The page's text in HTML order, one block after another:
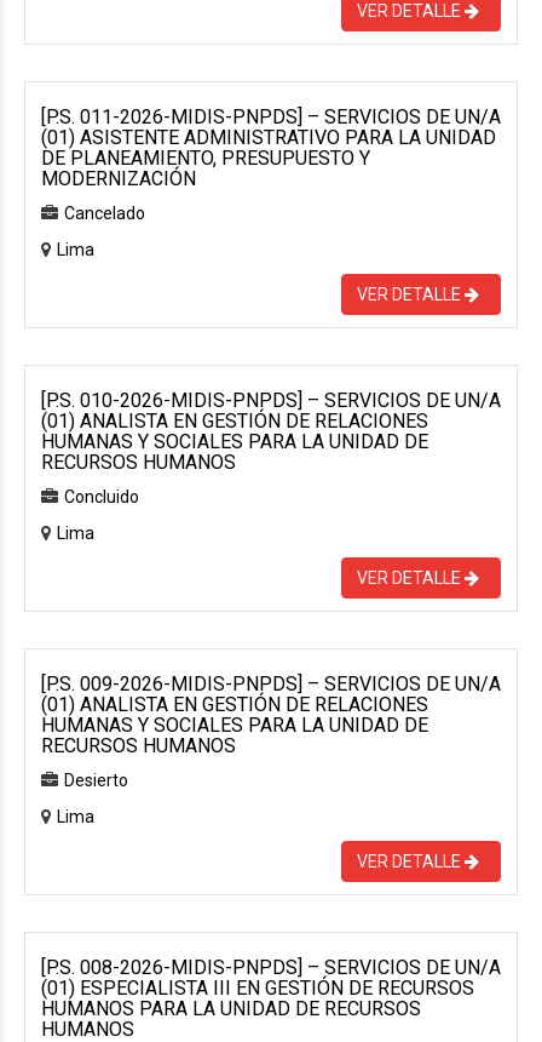
VER DETALLE
[P.S. 011-2026-MIDIS-PNPDS] – SERVICIOS DE UN/A
(01) ASISTENTE ADMINISTRATIVO PARA LA UNIDAD
DE PLANEAMIENTO, PRESUPUESTO Y
MODERNIZACIÓN
Cancelado
Lima
VER DETALLE
[P.S. 010-2026-MIDIS-PNPDS] – SERVICIOS DE UN/A
(01) ANALISTA EN GESTIÓN DE RELACIONES
HUMANAS Y SOCIALES PARA LA UNIDAD DE
RECURSOS HUMANOS
Concluido
Lima
VER DETALLE
[P.S. 009-2026-MIDIS-PNPDS] – SERVICIOS DE UN/A
(01) ANALISTA EN GESTIÓN DE RELACIONES
HUMANAS Y SOCIALES PARA LA UNIDAD DE
RECURSOS HUMANOS
Desierto
Lima
VER DETALLE
[P.S. 008-2026-MIDIS-PNPDS] – SERVICIOS DE UN/A
(01) ESPECIALISTA III EN GESTIÓN DE RECURSOS
HUMANOS PARA LA UNIDAD DE RECURSOS
HUMANOS